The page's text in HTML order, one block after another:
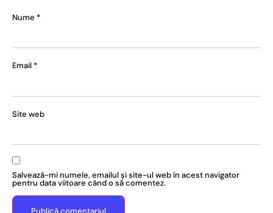
Nume *
Email *
Site web
Salvează-mi numele, emailul și site-ul web în acest navigator
pentru data viitoare când o să comentez.